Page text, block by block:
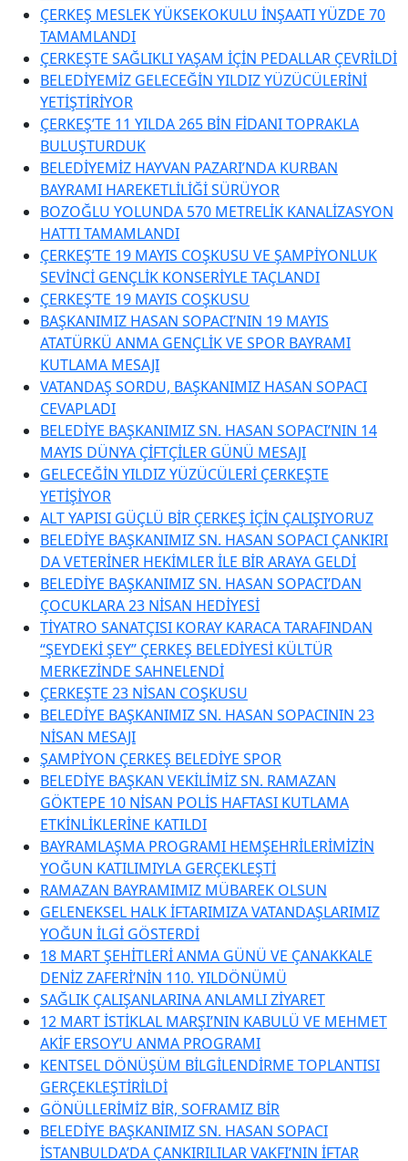
ÇERKEŞ MESLEK YÜKSEKOKULU İNŞAATI YÜZDE 70
TAMAMLANDI
ÇERKEŞTE SAĞLIKLI YAŞAM İÇİN PEDALLAR ÇEVRİLDİ
BELEDİYEMİZ GELECEĞİN YILDIZ YÜZÜCÜLERİNİ
YETİŞTİRİYOR
ÇERKEŞ’TE 11 YILDA 265 BİN FİDANI TOPRAKLA
BULUŞTURDUK
BELEDİYEMİZ HAYVAN PAZARI’NDA KURBAN
BAYRAMI HAREKETLİLİĞİ SÜRÜYOR
BOZOĞLU YOLUNDA 570 METRELİK KANALİZASYON
HATTI TAMAMLANDI
ÇERKEŞ’TE 19 MAYIS COŞKUSU VE ŞAMPİYONLUK
SEVİNCİ GENÇLİK KONSERİYLE TAÇLANDI
ÇERKEŞ’TE 19 MAYIS COŞKUSU
BAŞKANIMIZ HASAN SOPACI’NIN 19 MAYIS
ATATÜRKÜ ANMA GENÇLİK VE SPOR BAYRAMI
KUTLAMA MESAJI
VATANDAŞ SORDU, BAŞKANIMIZ HASAN SOPACI
CEVAPLADI
BELEDİYE BAŞKANIMIZ SN. HASAN SOPACI’NIN 14
MAYIS DÜNYA ÇİFTÇİLER GÜNÜ MESAJI
GELECEĞİN YILDIZ YÜZÜCÜLERİ ÇERKEŞTE
YETİŞİYOR
ALT YAPISI GÜÇLÜ BİR ÇERKEŞ İÇİN ÇALIŞIYORUZ
BELEDİYE BAŞKANIMIZ SN. HASAN SOPACI ÇANKIRI
DA VETERİNER HEKİMLER İLE BİR ARAYA GELDİ
BELEDİYE BAŞKANIMIZ SN. HASAN SOPACI’DAN
ÇOCUKLARA 23 NİSAN HEDİYESİ
TİYATRO SANATÇISI KORAY KARACA TARAFINDAN
“ŞEYDEKİ ŞEY” ÇERKEŞ BELEDİYESİ KÜLTÜR
MERKEZİNDE SAHNELENDİ
ÇERKEŞTE 23 NİSAN COŞKUSU
BELEDİYE BAŞKANIMIZ SN. HASAN SOPACININ 23
NİSAN MESAJI
ŞAMPİYON ÇERKEŞ BELEDİYE SPOR
BELEDİYE BAŞKAN VEKİLİMİZ SN. RAMAZAN
GÖKTEPE 10 NİSAN POLİS HAFTASI KUTLAMA
ETKİNLİKLERİNE KATILDI
BAYRAMLAŞMA PROGRAMI HEMŞEHRİLERİMİZİN
YOĞUN KATILIMIYLA GERÇEKLEŞTİ
RAMAZAN BAYRAMIMIZ MÜBAREK OLSUN
GELENEKSEL HALK İFTARIMIZA VATANDAŞLARIMIZ
YOĞUN İLGİ GÖSTERDİ
18 MART ŞEHİTLERİ ANMA GÜNÜ VE ÇANAKKALE
DENİZ ZAFERİ’NİN 110. YILDÖNÜMÜ
SAĞLIK ÇALIŞANLARINA ANLAMLI ZİYARET
12 MART İSTİKLAL MARŞI’NIN KABULÜ VE MEHMET
AKİF ERSOY’U ANMA PROGRAMI
KENTSEL DÖNÜŞÜM BİLGİLENDİRME TOPLANTISI
GERÇEKLEŞTİRİLDİ
GÖNÜLLERİMİZ BİR, SOFRAMIZ BİR
BELEDİYE BAŞKANIMIZ SN. HASAN SOPACI
İSTANBULDA’DA ÇANKIRILILAR VAKFI’NIN İFTAR